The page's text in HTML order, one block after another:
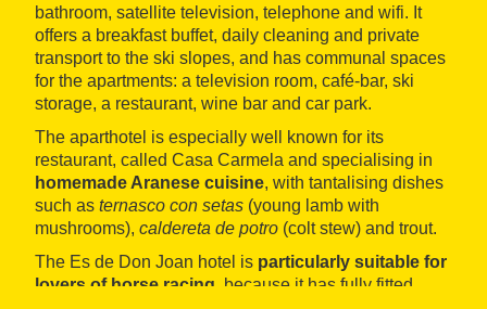
bathroom, satellite television, telephone and wifi. It
offers a breakfast buffet, daily cleaning and private
transport to the ski slopes, and has communal spaces
for the apartments: a television room, café-bar, ski
storage, a restaurant, wine bar and car park.
The aparthotel is especially well known for its
restaurant, called Casa Carmela and specialising in
homemade Aranese cuisine, with tantalising dishes
such as ternasco con setas (young lamb with
mushrooms), caldereta de potro (colt stew) and trout.
The Es de Don Joan hotel is particularly suitable for
lovers of horse racing , because it has fully fitted